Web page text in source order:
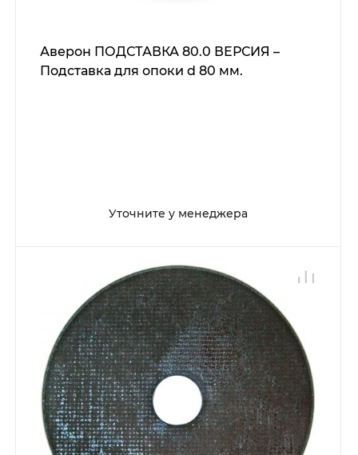
Аверон ПОДСТАВКА 80.0 ВЕРСИЯ –
Подставка для опоки d 80 мм.
Уточните у менеджера